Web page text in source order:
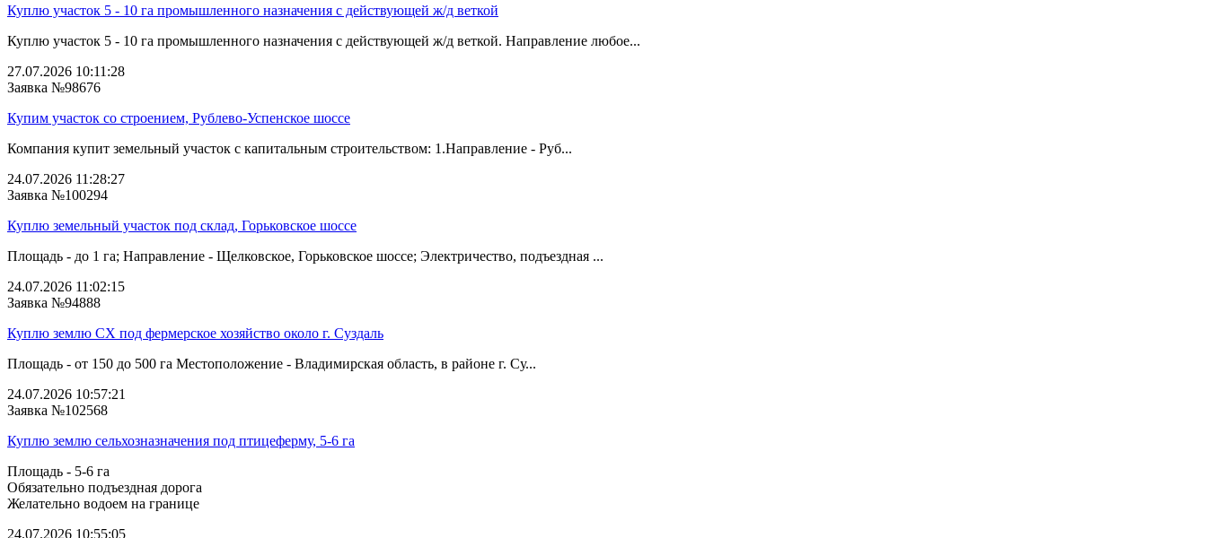
Куплю участок 5 - 10 га промышленного назначения с действующей ж/д веткой
Куплю участок 5 - 10 га промышленного назначения с действующей ж/д веткой. Направление любое...
27.07.2026 10:11:28
Заявка №98676
Купим участок со строением, Рублево-Успенское шоссе
Компания купит земельный участок с капитальным строительством: 1.Направление - Руб...
24.07.2026 11:28:27
Заявка №100294
Куплю земельный участок под склад, Горьковское шоссе
Площадь - до 1 га; Направление - Щелковское, Горьковское шоссе; Электричество, подъездная ...
24.07.2026 11:02:15
Заявка №94888
Куплю землю СХ под фермерское хозяйство около г. Суздаль
Площадь - от 150 до 500 га Местоположение - Владимирская область, в районе г. Су...
24.07.2026 10:57:21
Заявка №102568
Куплю землю сельхозназначения под птицеферму, 5-6 га
Площадь - 5-6 га
Обязательно подъездная дорога
Желательно водоем на границе
24.07.2026 10:55:05